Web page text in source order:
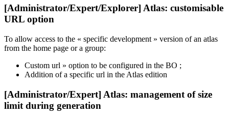
[Administrator/Expert/Explorer] Atlas: customisable
URL option
To allow access to the « specific development » version of an atlas
from the home page or a group:
Custom url » option to be configured in the BO ;
Addition of a specific url in the Atlas edition
[Administrator/Expert] Atlas: management of size
limit during generation